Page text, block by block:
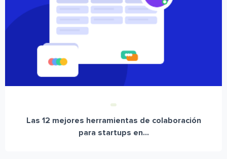
Las 12 mejores herramientas de colaboración
para startups en...